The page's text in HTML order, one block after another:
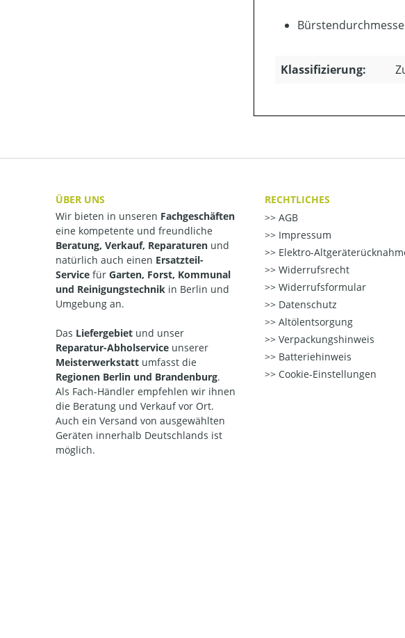
Klassifizierung:
ÜBER UNS
Wir bieten in unseren Fachgeschäften
eine kompetente und freundliche
Beratung, Verkauf, Reparaturen und
natürlich auch einen Ersatzteil-
Service für Garten, Forst, Kommunal
und Reinigungstechnik in Berlin und
Umgebung an.
Das Liefergebiet und unser
Reparatur-Abholservice unserer
Meisterwerkstatt umfasst die
Regionen Berlin und Brandenburg.
Als Fach-Händler empfehlen wir ihnen
die Beratung und Verkauf vor Ort.
Auch ein Versand von ausgewählten
Geräten innerhalb Deutschlands ist
möglich.
RECHTLICHES
AGB
Impressum
Elektro-
Widerrufsrecht
Widerrufsformular
Datenschutz
Altölentsorgung
Verpackungshinweis
Batteriehinweis
Cookie-Einstellungen